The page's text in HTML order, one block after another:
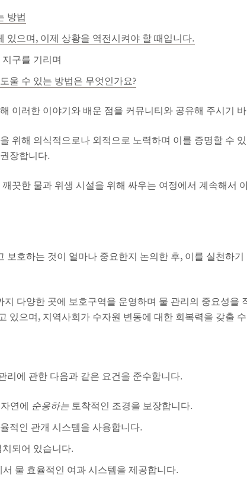
방법
있으며, 이제 상황을 역전시켜야 할 때입니다.
구를 기리며
울 수 있는 방법은 무엇인가요?
이러한 이야기와 배운 점을 커뮤니티와 공유해 주시기
위해 의식적으로나 외적으로 노력하며 이를 증명할 수
장합니다.
끗한 물과 위생 시설을 위해 싸우는 여정에서 계속해서
보호하는 것이 얼마나 중요한지 논의한 후, 이를 실천하
다양한 곳에 보호구역을 운영하며 물 관리의 중요성을
있으며, 지역사회가 수자원 변동에 대한 회복력을 갖출
리에 관한 다음과 같은 요건을 준수합니다.
연에 순응하는 토착적인 조경을 보장합니다.
적인 관개 시스템을 사용합니다.
되어 있습니다.
물 효율적인 여과 시스템을 제공합니다.